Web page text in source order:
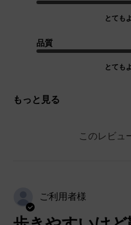
とても
品質
とても
もっと見る
このレビュ
ご利用者様